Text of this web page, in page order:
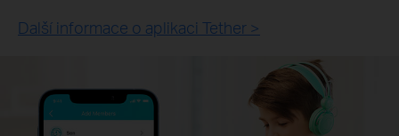
Další informace o aplikaci Tether >